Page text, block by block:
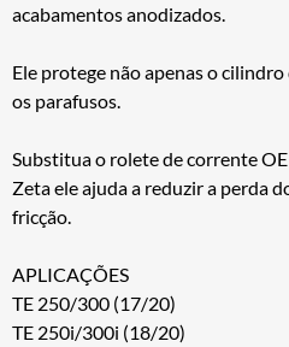
acabamentos anodizados.
Ele protege não apenas o
os parafusos.
Substitua o rolete de corrente
Zeta ele ajuda a reduzir a perda
fricção.
APLICAÇÕES
TE 250/300 (17/20)
TE 250i/300i (18/20)